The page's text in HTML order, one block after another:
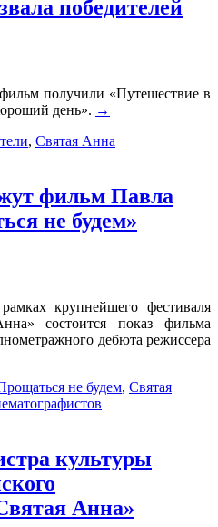
победителей
получили «Путешествие в
день». →
, Святая Анна
фильм Павла
не будем»
крупнейшего фестиваля
состоится показ фильма
дебюта режиссера
не будем, Святая
культуры
Анна»